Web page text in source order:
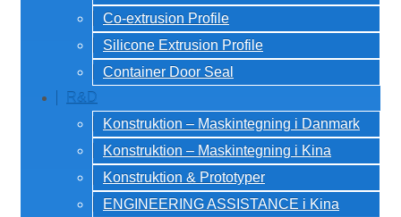
Co-extrusion Profile
Silicone Extrusion Profile
Container Door Seal
R&D
Konstruktion – Maskintegning i Danmark
Konstruktion – Maskintegning i Kina
Konstruktion & Prototyper
ENGINEERING ASSISTANCE i Kina